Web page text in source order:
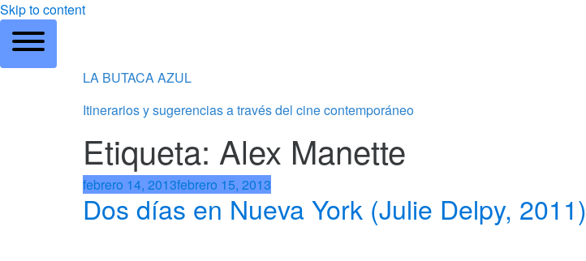
Skip to content
LA BUTACA AZUL
Itinerarios y sugerencias a través del cine contemporáneo
Etiqueta: Alex Manette
febrero 14, 2013febrero 15, 2013
Dos días en Nueva York (Julie Delpy, 2011)